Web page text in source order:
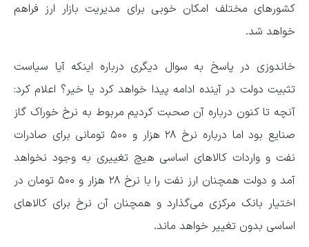
کشورهای مختلف امکان خوبی برای مدیریت بازار ارز فراهم
خواهد شد.
خاندوزی در پاسخ به سوال دیگری درباره اینکه آیا سیاست
تثبیت دولت در آینده ادامه پیدا خواهد کرد یا خیر؟ اعلام کرد:
آنچه تا کنون درباره آن صحبت کردیم مربوط به نرخ خوراک گاز
صنایع بود اما درباره نرخ ۲۸ هزار و ۵۰۰ تومانی برای صادرات
نفت و واردات کالاهای اساسی هیچ تغییری به وجود نخواهد
آمد و دولت همچنان ارز نفت را با نرخ ۲۸ هزار و ۵۰۰ تومان در
اختیار بانک مرکزی می‌گذارد و همچنان آن نرخ برای کالاهای
اساسی بدون تغییر خواهد ماند.